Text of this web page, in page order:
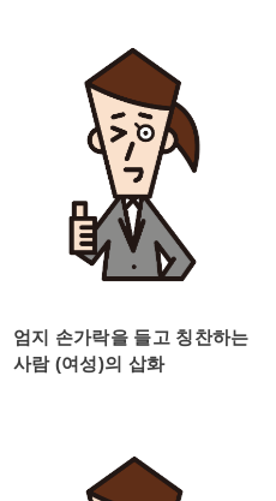
엄지 손가락을 들고 칭찬하는
사람 (여성)의 삽화